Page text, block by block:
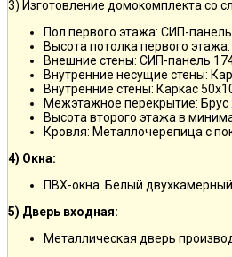
3) Изготовление домокомплекта со
Пол первого этажа: СИП-
Высота потолка первого
Внешние стены: СИП-панель
Внутренние несущие стены:
Внутренние стены: Каркас
Межэтажное перекрытие:
Высота второго этажа в
Кровля: Металлочерепица с
4) Окна:
ПВХ-окна. Белый
5) Дверь входная:
Металлическая дверь